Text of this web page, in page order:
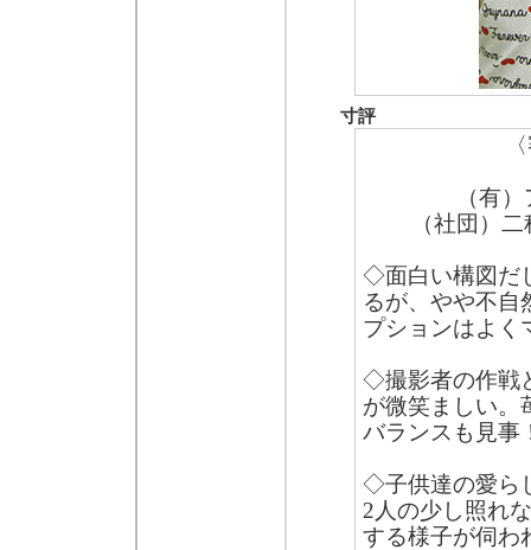
寸評
（有
（社団）
◇面白い構図だ
るが、やや不自
プションはよく
◇撮影者の作戦
が微笑ましい。
バランスも見事
◇子供達の愛ら
2人の少し照れ
する様子が伺わ